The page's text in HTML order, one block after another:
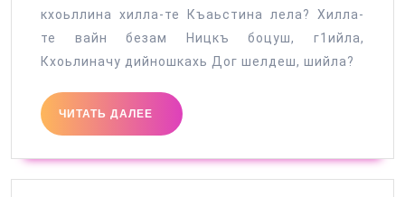
кхоьллина хилла-те Къаьстина лела? Хилла-
те вайн безам Ницкъ боцуш, г1ийла,
Кхоьлиначу дийношкахь Дог шелдеш, шийла?
ЧИТАТЬ ДАЛЕЕ
ЧИТАТЬ
ДАЛЕЕ